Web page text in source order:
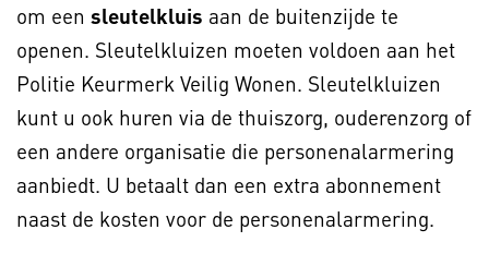
om een sleutelkluis aan de buitenzijde te
openen. Sleutelkluizen moeten voldoen aan het
Politie Keurmerk Veilig Wonen. Sleutelkluizen
kunt u ook huren via de thuiszorg, ouderenzorg of
een andere organisatie die personenalarmering
aanbiedt. U betaalt dan een extra abonnement
naast de kosten voor de personenalarmering.